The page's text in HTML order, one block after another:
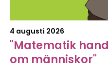
4 augusti 2026
"Matematik
om människor"